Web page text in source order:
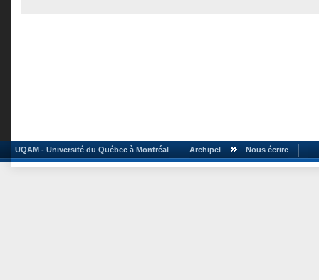
UQAM - Université du Québec à Montréal Archipel Nous écrire